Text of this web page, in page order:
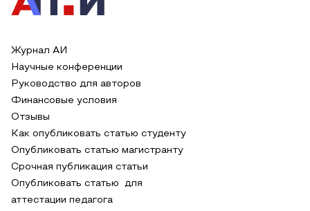
Журнал АИ
Научные конференции
Руководство для авторов
Финансовые условия
Отзывы
Как опубликовать статью студенту
Опубликовать статью магистранту
Срочная публикация статьи
Опубликовать статью для
аттестации педагога